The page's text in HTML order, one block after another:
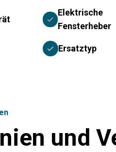
Elektrische
Fensterheber
Ersatztyp
und